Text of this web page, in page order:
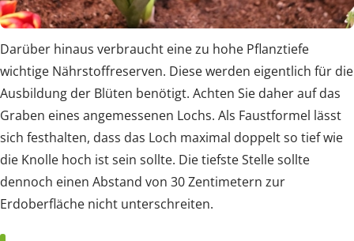
Darüber hinaus verbraucht eine zu hohe Pflanztiefe
wichtige Nährstoffreserven. Diese werden eigentlich für die
Ausbildung der Blüten benötigt. Achten Sie daher auf das
Graben eines angemessenen Lochs. Als Faustformel lässt
sich festhalten, dass das Loch maximal doppelt so tief wie
die Knolle hoch ist sein sollte. Die tiefste Stelle sollte
dennoch einen Abstand von 30 Zentimetern zur
Erdoberfläche nicht unterschreiten.